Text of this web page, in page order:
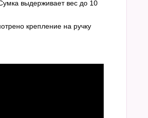
выдерживает вес до 10
крепление на ручку